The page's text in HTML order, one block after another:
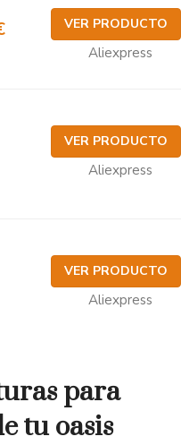
VER PRODUCTO
Aliexpress
VER PRODUCTO
Aliexpress
VER PRODUCTO
Aliexpress
para
tu oasis